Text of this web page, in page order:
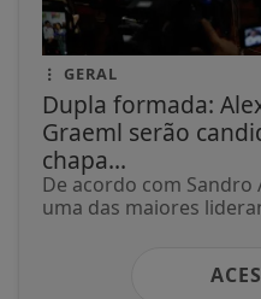
GERAL
Dupla formada:
Graeml serão
chapa...
De acordo com Sandro
uma das maiores